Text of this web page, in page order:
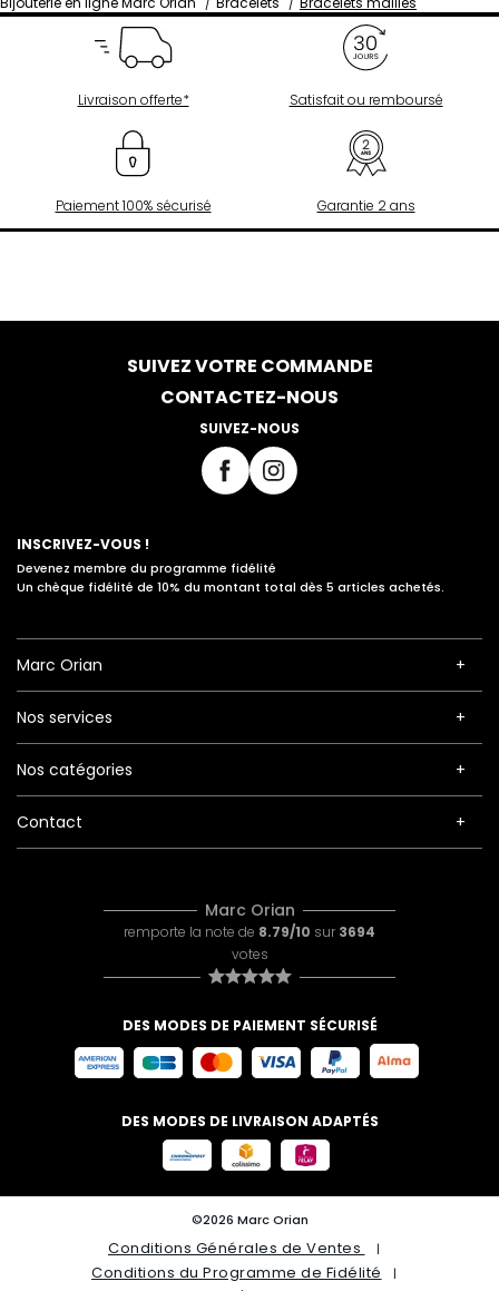
Livraison offerte* Satisfait ou remboursé
Paiement 100% sécurisé Garantie 2 ans
SUIVEZ VOTRE COMMANDE
CONTACTEZ-NOUS
SUIVEZ-NOUS
INSCRIVEZ-VOUS !
Devenez membre du programme fidélité
Un chèque fidélité de 10% du montant total dès 5 articles achetés.
Marc Orian
Nos services
Nos catégories
Contact
Marc Orian
remporte la note de 8.79/10 sur 3694
votes
DES MODES DE PAIEMENT SÉCURISÉ
DES MODES DE LIVRAISON ADAPTÉS
©2026 Marc Orian
Conditions Générales de Ventes
Conditions du Programme de Fidélité